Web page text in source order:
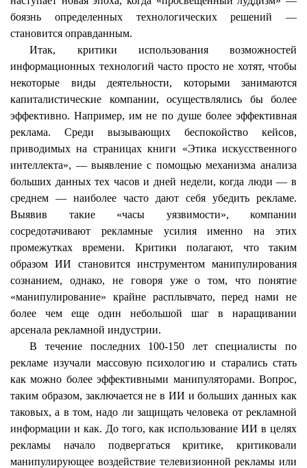
боязнь определенных технологических решений —
становится оправданным.
Итак, критики использования возможностей
информационных технологий часто просто не хотят, чтобы
некоторые виды деятельности, которыми занимаются
капиталистические компании, осуществлялись бы более
эффективно. Например, им не по душе более эффективная
реклама. Среди вызывающих беспокойство кейсов,
приводимых на страницах книги «Этика искусственного
интеллекта», — выявление с помощью механизма анализа
больших данных тех часов и дней недели, когда люди — в
среднем — наиболее часто дают себя убедить рекламе.
Выявив такие «часы уязвимости», компании
сосредотачивают рекламные усилия именно на этих
промежутках времени. Критики полагают, что таким
образом ИИ становится инструментом манипулирования
сознанием, однако, не говоря уже о том, что понятие
«манипулирование» крайне расплывчато, перед нами не
более чем еще один небольшой шаг в наращивании
арсенала рекламной индустрии.
В течение последних 100-150 лет специалисты по
рекламе изучали массовую психологию и старались стать
как можно более эффективными манипуляторами. Вопрос,
таким образом, заключается не в ИИ и больших данных как
таковых, а в том, надо ли защищать человека от рекламной
информации и как. До того, как использование ИИ в целях
рекламы начало подвергаться критике, критиковали
манипулирующее воздействие телевизионной рекламы или